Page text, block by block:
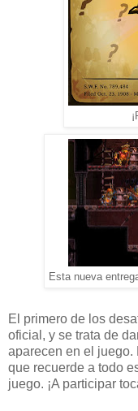
Esta nueva
El primero de los
oficial, y se trata de
aparecen en el juego.
que recuerde a todo
juego. ¡A participar